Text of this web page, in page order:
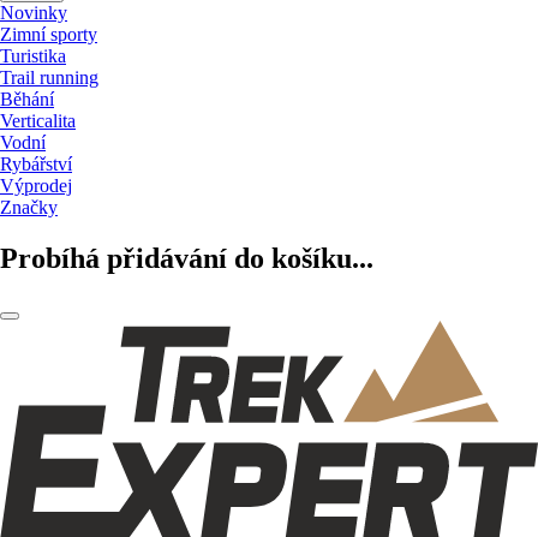
Novinky
Zimní sporty
Turistika
Trail running
Běhání
Verticalita
Vodní
Rybářství
Výprodej
Značky
Probíhá přidávání do košíku...